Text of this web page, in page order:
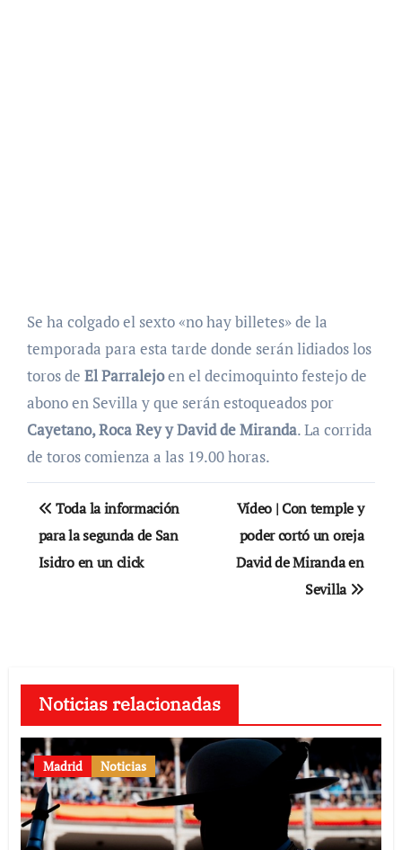
Se ha colgado el sexto «no hay billetes» de la
temporada para esta tarde donde serán lidiados los
toros de El Parralejoen el decimoquinto festejo de
abono en Sevilla y que serán estoqueados por
Cayetano, Roca Rey y David de Miranda. La corrida
de toros comienza a las 19.00 horas.
Navegación
de
entradas
Toda la información
para la segunda de San
Isidro en un click
Vídeo | Con temple y
poder cortó un oreja
David de Miranda en
Sevilla
Noticias relacionadas
Madrid Noticias